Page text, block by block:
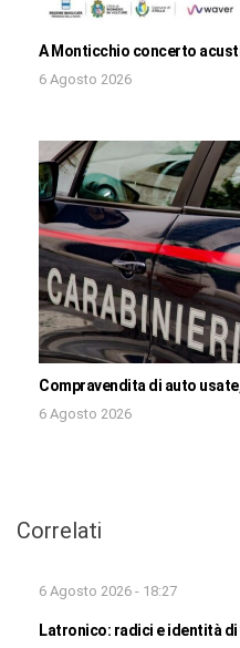
A Monticchio concerto
6 Agosto 2026
Compravendita di auto
6 Agosto 2026
Correlati
6 Agosto 2026 - 18:27
Latronico: radici e identità di